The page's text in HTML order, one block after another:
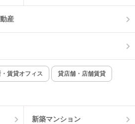
産
賃貸オフィス 貸店舗・店舗賃貸
新築マンション